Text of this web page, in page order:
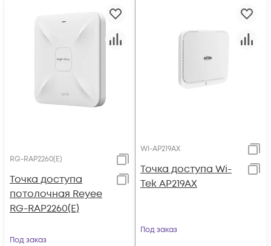
RG-RAP2260(E)
Точка доступа
потолочная Reyee
RG-RAP2260(E)
Под заказ
WI-AP219AX
Точка доступа Wi-
Tek AP219AX
Под заказ